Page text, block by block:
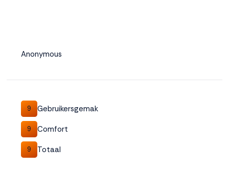
Anonymous
9 Gebruikersgemak
9 Comfort
9 Totaal